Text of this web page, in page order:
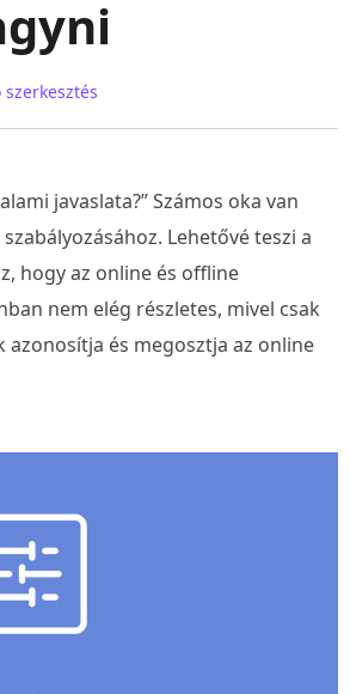
szerkesztés
javaslata?” Számos oka van
Lehetővé teszi a
hogy az online és offline
nem elég részletes, mivel csak
azonosítja és megosztja az online